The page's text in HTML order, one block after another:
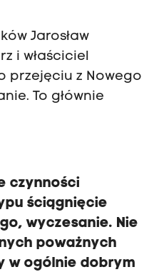
Jarosław
i właściciel
przejęciu z Nowego
To głównie
czynności
ściągnięcie
wyczesanie. Nie
poważnych
w ogólnie dobrym